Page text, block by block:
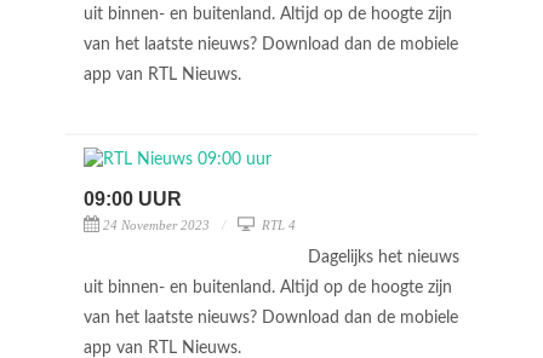
uit binnen- en buitenland. Altijd op de hoogte zijn
van het laatste nieuws? Download dan de mobiele
app van RTL Nieuws.
09:00 UUR
24 November 2023 RTL 4
Dagelijks het nieuws
uit binnen- en buitenland. Altijd op de hoogte zijn
van het laatste nieuws? Download dan de mobiele
app van RTL Nieuws.